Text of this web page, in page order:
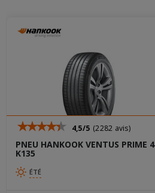
4,5/5 (2282 avis)
PNEU HANKOOK VENTUS PRIME 4
K135
ÉTÉ